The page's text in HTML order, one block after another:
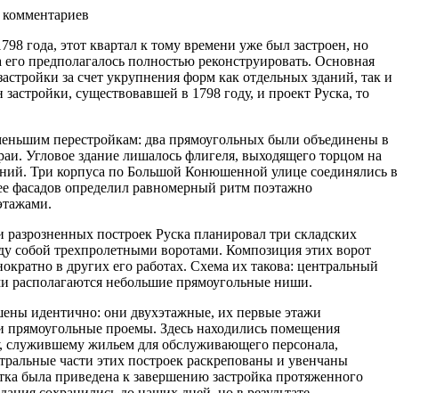
комментариев
года, этот квартал к тому времени уже был застроен, но
предполагалось полностью реконструировать. Основная
за счет укрупнения форм как отдельных зданий, так и
существовавшей в 1798 году, и проект Руска, то
перестройкам: два прямоугольных были объединены в
Угловое здание лишалось флигеля, выходящего торцом на
Три корпуса по Большой Конюшенной улице соединялись в
фасадов определил равномерный ритм поэтажно
построек Руска планировал три складских
собой трехпролетными воротами. Композиция этих ворот
в других его работах. Схема их такова: центральный
располагаются небольшие прямоугольные ниши.
идентично: они двухэтажные, их первые этажи
проемы. Здесь находились помещения
служившему жильем для обслуживающего персонала,
части этих построек раскрепованы и увенчаны
была приведена к завершению застройка протяженного